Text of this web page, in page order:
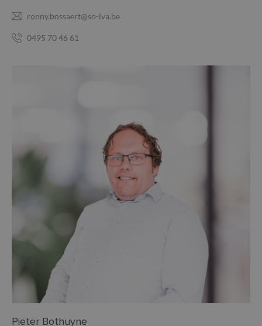
ronny.bossaert@so-lva.be
0495 70 46 61
Pieter Bothuyne